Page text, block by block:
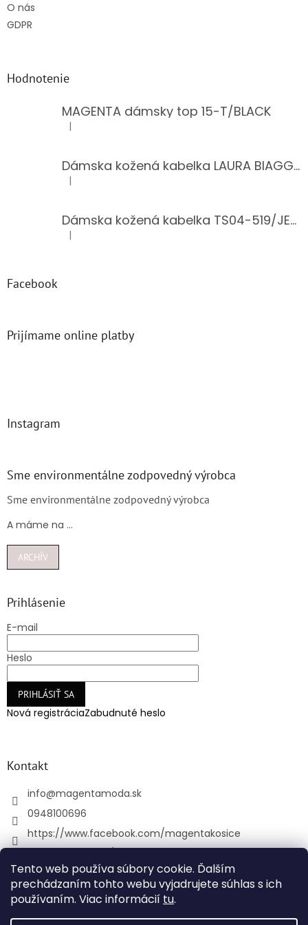
Tento web používa súbory cookie. Ďalším
prechádzaním tohto webu vyjadrujete súhlas s ich
používaním. Viac informácií tu.
O nás
GDPR
Hodnotenie
MAGENTA dámsky top 15-T/BLACK
Hodnotenie produktu je 5 z 5 hviezdičiek.
|
Dámska kožená kabelka LAURA BIAGGI 944-PINK
Hodnotenie produktu je 5 z 5 hviezdičiek.
|
Dámska kožená kabelka TS04-519/JEANS BLUE
Hodnotenie produktu je 5 z 5 hviezdičiek.
|
Facebook
Prijímame online platby
Instagram
Sme environmentálne zodpovedný výrobca
Sme environmentálne zodpovedný výrobca
A máme na ...
ARCHÍV
Prihlásenie
E-mail
Heslo
PRIHLÁSIŤ SA
Nová registráciaZabudnuté heslo
Kontakt
info@magentamoda.sk
0948100696
https://www.facebook.com/magentakosice
+421948100696